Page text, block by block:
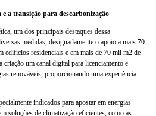
a transição para descarbonização
um dos principais destaques dessa
medidas, designadamente o apoio a mais 70
edifícios residenciais e em mais de 70 mil m2 de
criação um canal digital para licenciamento e
renováveis, proporcionando uma experiência
indicados para apostar em energias
soluções de climatização eficientes, como as